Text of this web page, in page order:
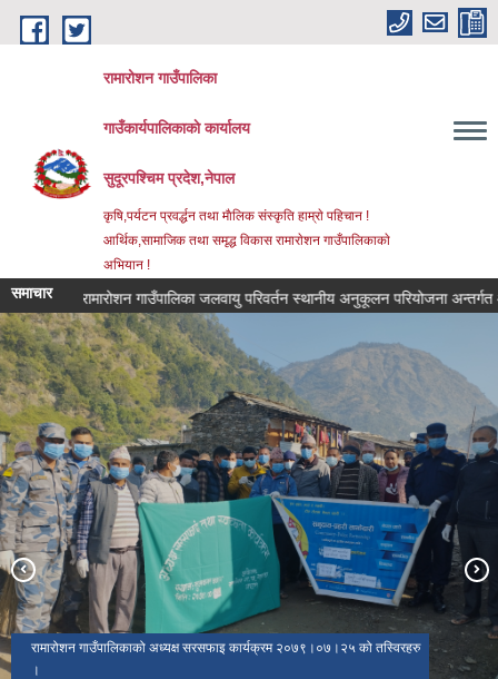
Skip to main content
रामारोशन गाउँपालिका
गाउँकार्यपालिकाकाे कार्यालय
सुदूरपश्चिम प्रदेश,नेपाल
कृषि,पर्यटन प्रवर्द्धन तथा माैलिक संस्कृति हाम्राे पहिचान !
आर्थिक,सामाजिक तथा समृद्ध विकास रामाराेशन गाउँपालिकाकाे
अभियान !
समाचाररामारोशन गाउँपालिका जलवायु परिवर्तन स्थानीय अनुकूलन परियोजना अन्तर्गत
रामारोशन गाउँपालिकाको अध्यक्ष सरसफाइ कार्यक्रम २०७९।०७।२५ को तस्विरहरु
।
हिमपातको समयमा देखिएको मनमोहक दृश्य
विपत व्यविस्थापन सम्बन्धि कार्यक्रमको तस्विर।